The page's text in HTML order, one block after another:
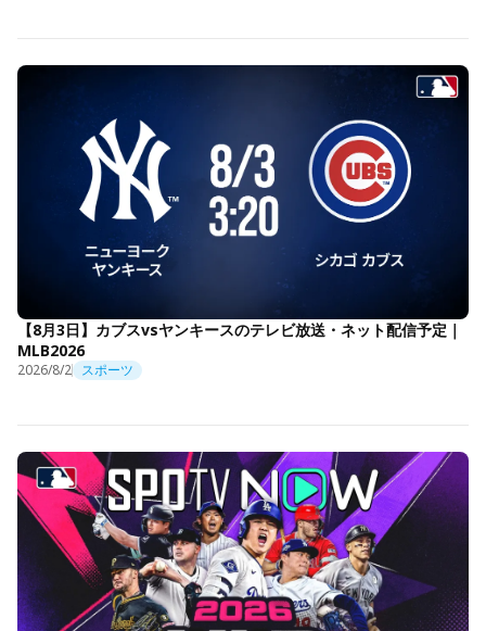
【8月3日】カブスvsヤンキースのテレビ放送・ネット配信予定｜
MLB2026
2026/8/2 スポーツ